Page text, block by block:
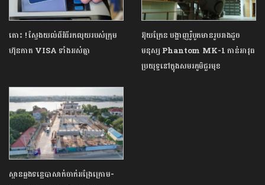
តោះ ! ស្វែងយល់ពីវិធីរកលុយរបស់ក្រុម
ហ៊ុនកាត VISA ទាំងអស់គ្នា
អ៊ុយក្រែន បង្ហាញរ៉ូបូតមានរូបរាងដូច
មនុស្ស Phantom MK-1 កាន់អាវុធ
ប្រយុទ្ធនៅក្នុងសមរភូមិជួរមុខ
ស្ពានឆ្លងទន្លេបាសាក់ចាក់អង្រែក្រោម-